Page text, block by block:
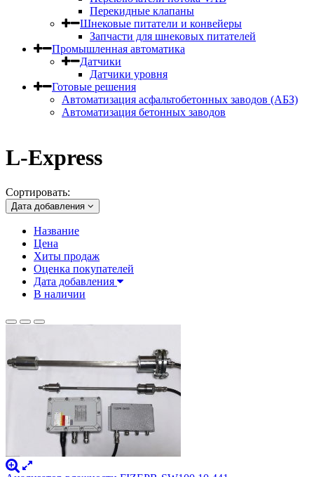
Перекидные клапаны
Шнековые питатели и конвейеры
Запчасти для шнековых питателей
Промышленная автоматика
Датчики
Датчики уровня
Готовые решения
Автоматизация асфальтобетонных заводов (АБЗ)
Автоматизация бетонных заводов
L-Express
Сортировать:
Дата добавления
Название
Цена
Хиты продаж
Оценка покупателей
Дата добавления
В наличии